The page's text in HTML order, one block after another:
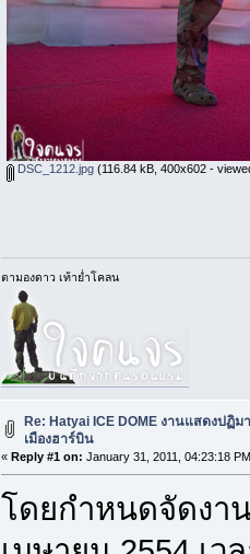
DSC_1212.jpg(116.84 kB, 400x602 -
ตามองดาว เท้าย่ำโคลน
Re: Hatyai ICE DOME งานแสดงปฏิ
เมืองฮาร์บิน
« Reply #1 on: January 31, 2011, 04:23:18
โดยกำหนดจัดงา